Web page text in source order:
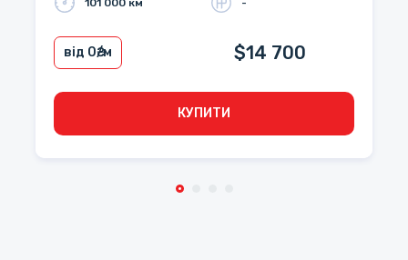
101 000 км -
від 0₴/м $14 700
КУПИТИ